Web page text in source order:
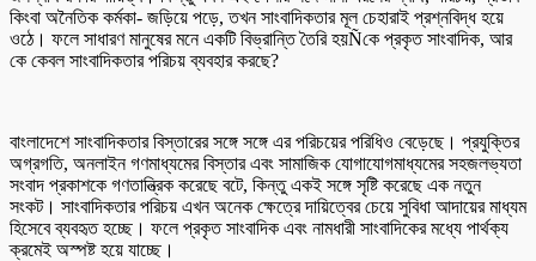
কিংবা অনৈতিক কর্মকা- জড়িয়ে পড়ে, তখন সাংবাদিকতার মূল চেহারাই প্রশ্নবিদ্ধ হয়ে
ওঠে। ফলে সাধারণ মানুষের মনে একটি বিভ্রান্তি তৈরি হয়Ñকে প্রকৃত সাংবাদিক, আর
কে কেবল সাংবাদিকতার পরিচয় ব্যবহার করছে?
বাংলাদেশে সাংবাদিকতার বিস্তারের সঙ্গে সঙ্গে এর পরিচয়ের পরিধিও বেড়েছে। প্রযুক্তির
অগ্রগতি, অনলাইন গণমাধ্যমের বিস্তার এবং সামাজিক যোগাযোগমাধ্যমের সহজলভ্যতা
সংবাদ প্রকাশকে গণতান্ত্রিক করেছে বটে, কিন্তু একই সঙ্গে সৃষ্টি করেছে এক নতুন
সংকট। সাংবাদিকতার পরিচয় এখন অনেক ক্ষেত্রে দায়িত্বের চেয়ে সুবিধা আদায়ের মাধ্যম
হিসেবে ব্যবহৃত হচ্ছে। ফলে প্রকৃত সাংবাদিক এবং নামধারী সাংবাদিকের মধ্যে পার্থক্য
ক্রমেই অস্পষ্ট হয়ে যাচ্ছে।